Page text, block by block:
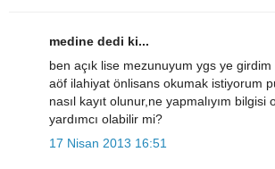
medine dedi ki...
ben açık lise mezunuyum ygs ye girdim
aöf ilahiyat önlisans okumak istiyorum
nasıl kayıt olunur,ne yapmalıyım bilgisi
yardımcı olabilir mi?
17 Nisan 2013 16:51